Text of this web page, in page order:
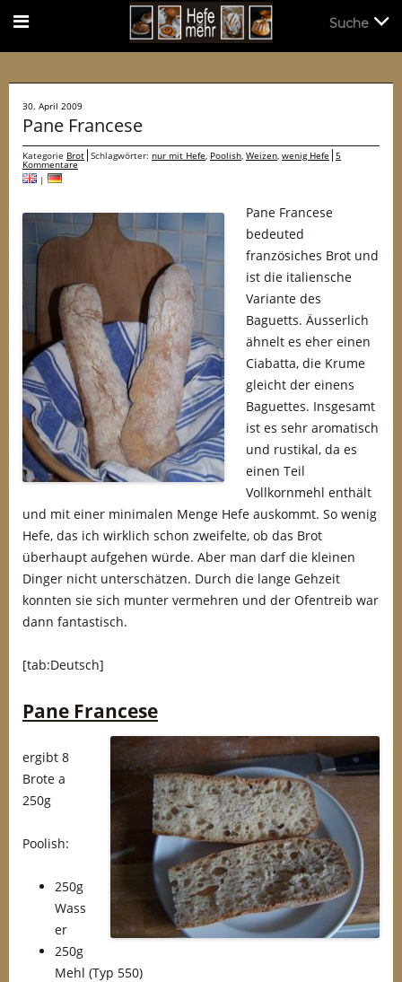
30. April 2009
Pane Francese
Kategorie Brot Schlagwörter: nur mit Hefe, Poolish, Weizen, wenig Hefe 5
Kommentare
|
Pane Francese
bedeuted
französiches Brot und
ist die italiensche
Variante des
Baguetts. Äusserlich
ähnelt es eher einen
Ciabatta, die Krume
gleicht der einens
Baguettes. Insgesamt
ist es sehr aromatisch
und rustikal, da es
einen Teil
Vollkornmehl enthält
und mit einer minimalen Menge Hefe auskommt. So wenig
Hefe, das ich wirklich schon zweifelte, ob das Brot
überhaupt aufgehen würde. Aber man darf die kleinen
Dinger nicht unterschätzen. Durch die lange Gehzeit
konnten sie sich munter vermehren und der Ofentreib war
dann fantastisch.
[tab:Deutsch]
Pane Francese
ergibt 8
Brote a
250g
Poolish:
250g
Wass
er
250g
Mehl (Typ 550)
Suche
Suche